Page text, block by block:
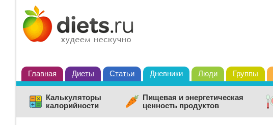
Главная Диеты Статьи Дневники Люди Группы
Калькуляторы
калорийности
Пищевая и энергетическая
ценность продуктов